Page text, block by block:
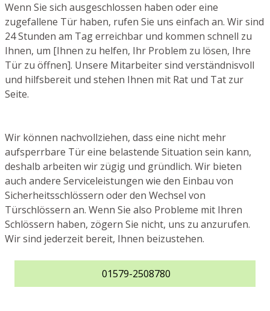
Wenn Sie sich ausgeschlossen haben oder eine
zugefallene Tür haben, rufen Sie uns einfach an. Wir sind
24 Stunden am Tag erreichbar und kommen schnell zu
Ihnen, um [Ihnen zu helfen, Ihr Problem zu lösen, Ihre
Tür zu öffnen]. Unsere Mitarbeiter sind verständnisvoll
und hilfsbereit und stehen Ihnen mit Rat und Tat zur
Seite.
Wir können nachvollziehen, dass eine nicht mehr
aufsperrbare Tür eine belastende Situation sein kann,
deshalb arbeiten wir zügig und gründlich. Wir bieten
auch andere Serviceleistungen wie den Einbau von
Sicherheitsschlössern oder den Wechsel von
Türschlössern an. Wenn Sie also Probleme mit Ihren
Schlössern haben, zögern Sie nicht, uns zu anzurufen.
Wir sind jederzeit bereit, Ihnen beizustehen.
01579-2508780